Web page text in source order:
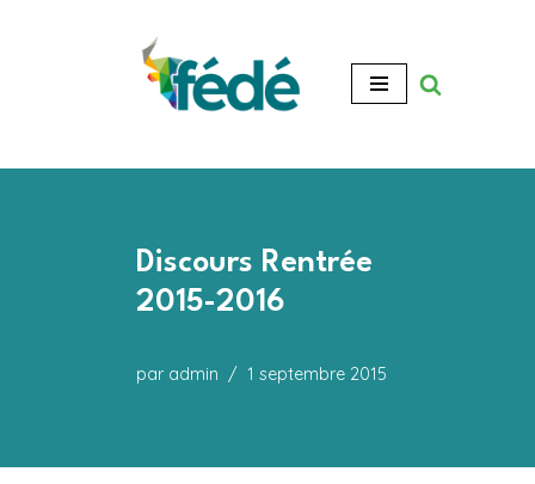
Discours Rentrée
2015-2016
par admin 1 septembre 2015